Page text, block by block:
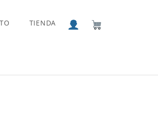
TIENDA